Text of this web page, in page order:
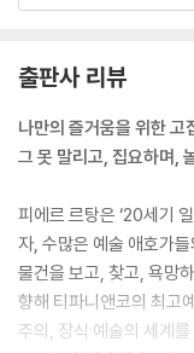
포 데피시스Filippo de
가 첼리체프
레이터 크리스티앙 베
가 베르망Berman 형제
책들이 사방에 넘쳐났다.
---「움베르토와 나와 늙
부르주아적이고 특징 없
을 뒤덮고 있는 선반이었
출판사 리뷰
나만의 즐거움을 위한 고
그 못 말리고, 집요하며,
피에르 르탕은 ‘20세기
자, 수많은 예술 애호가
물건을 보고, 찾고, 욕망
향해 티파니앤코의 최고
주의, 장식 예술의 세계